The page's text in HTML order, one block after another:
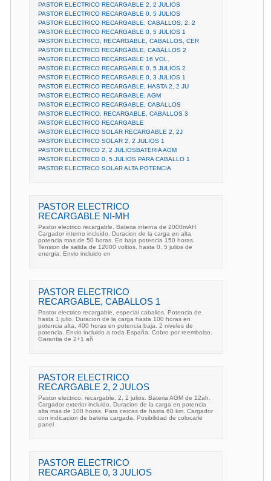
PASTOR ELECTRICO RECARGABLE 2, 2 JULIOS
PASTOR ELECTRICO RECARGABLE 0, 5 JULIOS
PASTOR ELECTRICO RECARGABLE, CABALLOS, 2. 2
PASTOR ELECTRICO RECARGABLE 0, 5 JULIOS 1
PASTOR ELECTRICO, RECARGABLE, CABALLOS, CER
PASTOR ELECTRICO RECARGABLE, CABALLOS 2
PASTOR ELECTRICO RECARGABLE 16 VOL.
PASTOR ELECTRICO RECARGABLE 0, 5 JULIOS 2
PASTOR ELECTRICO RECARGABLE 0, 3 JULIOS 1
PASTOR ELECTRICO RECARGABLE, HASTA 2, 2 JU
PASTOR ELECTRICO RECARGABLE, AGM
PASTOR ELECTRICO RECARGABLE, CABALLOS
PASTOR ELECTRICO, RECARGABLE, CABALLOS 3
PASTOR ELECTRICO RECARGABLE
PASTOR ELECTRICO SOLAR RECARGABLE 2, 2J
PASTOR ELECTRICO SOLAR 2, 2 JULIOS 1
PASTOR ELECTRICO 2, 2 JULIOSBATERIA AGM
PASTOR ELECTRICO 0, 5 JULIOS PARA CABALLO 1
PASTOR ELECTRICO SOLAR ALTA POTENCIA
PASTOR ELECTRICO
RECARGABLE NI-MH
Pastor electrico recargable. Bateria interna de 2000mAH.
Cargador interno incluido. Duracion de la carga en alta
potencia mas de 50 horas. En baja potencia 150 horas.
Tension de salida de 12000 voltios. hasta 0, 5 julios de
energia. Envio incluido en
PASTOR ELECTRICO
RECARGABLE, CABALLOS 1
Pastor electrico recargable, especial caballos. Potencia de
hasta 1 julio. Duracion de la carga hasta 100 horas en
potencia alta, 400 horas en potencia baja. 2 niveles de
potencia. Envio incluido a toda España. Cobro por reembolso.
Garantia de 2+1 añ
PASTOR ELECTRICO
RECARGABLE 2, 2 JULOS
Pastor electrico, recargable, 2, 2 julios. Bateria AGM de 12ah.
Cargador exterior incluido. Duracion de la carga en potencia
alta mas de 100 horas. Para cercas de hasta 60 km. Cargador
con indicacion de bateria cargada. Posibilidad de colocarle
panel
PASTOR ELECTRICO
RECARGABLE 0, 3 JULIOS